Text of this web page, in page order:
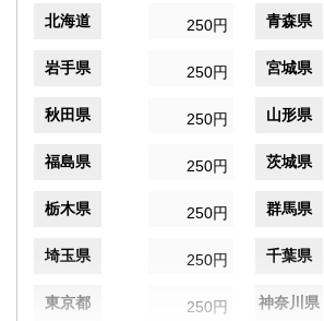
北海道 250円 青森県
岩手県 250円 宮城県
秋田県 250円 山形県
福島県 250円 茨城県
栃木県 250円 群馬県
埼玉県 250円 千葉県
東京都 250円 神奈川県